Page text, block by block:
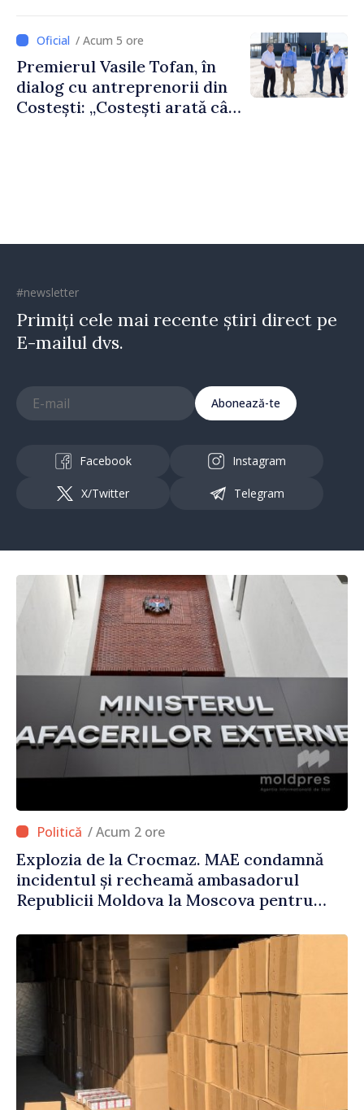
/ Acum 5 ore
Premierul Vasile Tofan, în
dialog cu antreprenorii din
Costești: „Costești arată cât
#newsletter
Primiți cele mai recente știri direct pe
E-mailul dvs.
Abonează-te
Facebook Instagram
X/Twitter Telegram
/ Acum 2 ore
Explozia de la Crocmaz. MAE condamnă
incidentul și recheamă ambasadorul
Republicii Moldova la Moscova pentru